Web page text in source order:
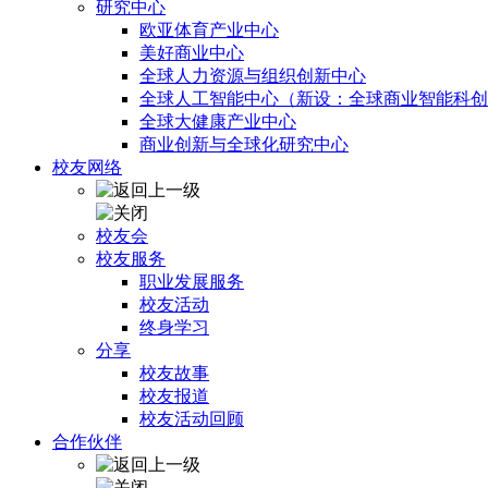
研究中心
欧亚体育产业中心
美好商业中心
全球人力资源与组织创新中心
全球人工智能中心（新设：全球商业智能科创
全球大健康产业中心
商业创新与全球化研究中心
校友网络
校友会
校友服务
职业发展服务
校友活动
终身学习
分享
校友故事
校友报道
校友活动回顾
合作伙伴